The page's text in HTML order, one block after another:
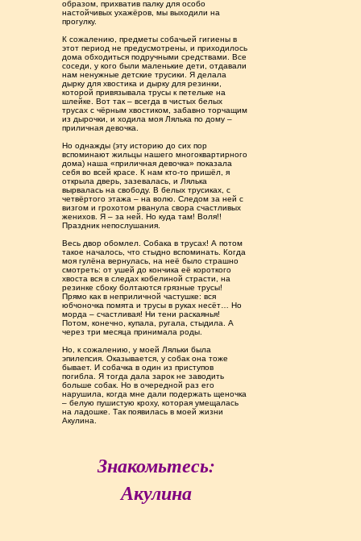
образом, прихватив палку для особо
настойчивых ухажёров, мы выходили на
прогулку.
К сожалению, предметы собачьей гигиены в
этот период не предусмотрены, и приходилось
дома обходиться подручными средствами. Все
соседи, у кого были маленькие дети, отдавали
нам ненужные детские трусики. Я делала
дырку для хвостика и дырку для резинки,
которой привязывала трусы к петельке на
шлейке. Вот так – всегда в чистых белых
трусах с чёрным хвостиком, забавно торчащим
из дырочки, и ходила моя Лялька по дому –
приличная девочка.
Но однажды (эту историю до сих пор
вспоминают жильцы нашего многоквартирного
дома) наша «приличная девочка» показала
себя во всей красе. К нам кто-то пришёл, я
открыла дверь, зазевалась, и Лялька
вырвалась на свободу. В белых трусиках, с
четвёртого этажа – на волю. Следом за ней с
визгом и грохотом рванула свора счастливых
женихов. Я – за ней. Но куда там! Воля!!
Праздник непослушания.
Весь двор обомлел. Собака в трусах! А потом
такое началось, что стыдно вспоминать. Когда
моя гулёна вернулась, на неё было страшно
смотреть: от ушей до кончика её короткого
хвоста вся в следах кобелиной страсти, на
резинке сбоку болтаются грязные трусы!
Прямо как в неприличной частушке: вся
юбчоночка помята и трусы в руках несёт… Но
морда – счастливая! Ни тени раскаянья!
Потом, конечно, купала, ругала, стыдила. А
через три месяца принимала роды.
Но, к сожалению, у моей Ляльки была
эпилепсия. Оказывается, у собак она тоже
бывает. И собачка в один из приступов
погибла. Я тогда дала зарок не заводить
больше собак. Но в очередной раз его
нарушила, когда мне дали подержать щеночка
– белую пушистую кроху, которая умещалась
на ладошке. Так появилась в моей жизни
Акулина.
Знакомьтесь:
Акулина